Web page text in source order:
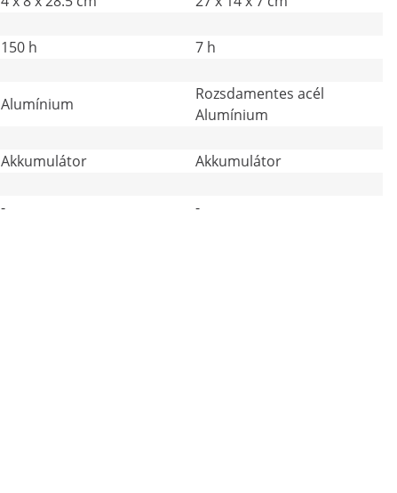
150 h
7 h
Alumínium
Rozsdamentes acél
Alumínium
Akkumulátor
Akkumulátor
-
-